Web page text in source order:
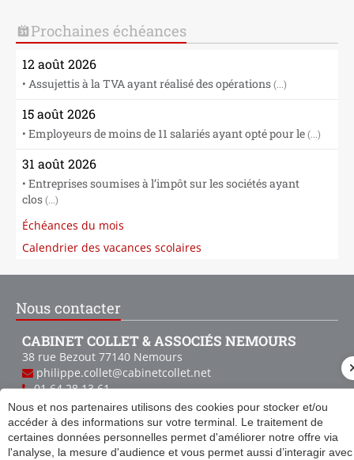
Prochaines échéances
12 août 2026
• Assujettis à la TVA ayant réalisé des opérations (...)
15 août 2026
• Employeurs de moins de 11 salariés ayant opté pour le (...)
31 août 2026
• Entreprises soumises à l’impôt sur les sociétés ayant
clos (...)
Échéances du mois
Calendrier des vacances scolaires
Nous contacter
CABINET COLLET & ASSOCIÉS NEMOURS
38 rue Bezout 77140 Nemours
philippe.collet@cabinetcollet.net
01 64 28 13 61
01 64 28 13 43
CABINET COLLET & ASSOCIÉS
FONTAINEBLEAU
Nous et nos partenaires utilisons des cookies pour stocker et/ou
accéder à des informations sur votre terminal. Le traitement de
certaines données personnelles permet d'améliorer notre offre via
l'analyse, la mesure d'audience et vous permet aussi d’interagir avec